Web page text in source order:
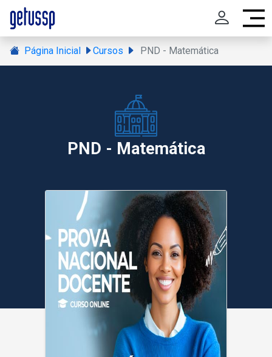
Página Inicial Cursos PND - Matemática
PND - Matemática